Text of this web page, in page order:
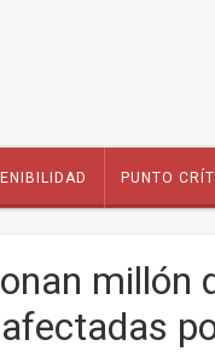
PUNTO
millón